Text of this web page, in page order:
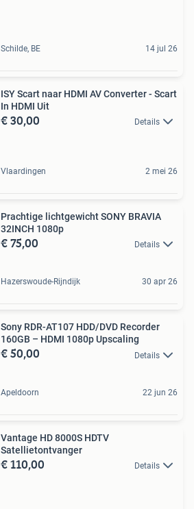
Schilde, BE 14 jul 26
ISY Scart naar HDMI AV Converter - Scart
In HDMI Uit
€ 30,00 Details
Vlaardingen 2 mei 26
Prachtige lichtgewicht SONY BRAVIA
32INCH 1080p
€ 75,00 Details
Hazerswoude-Rijndijk 30 apr 26
Sony RDR-AT107 HDD/DVD Recorder
160GB – HDMI 1080p Upscaling
€ 50,00 Details
Apeldoorn 22 jun 26
Vantage HD 8000S HDTV
Satellietontvanger
€ 110,00 Details